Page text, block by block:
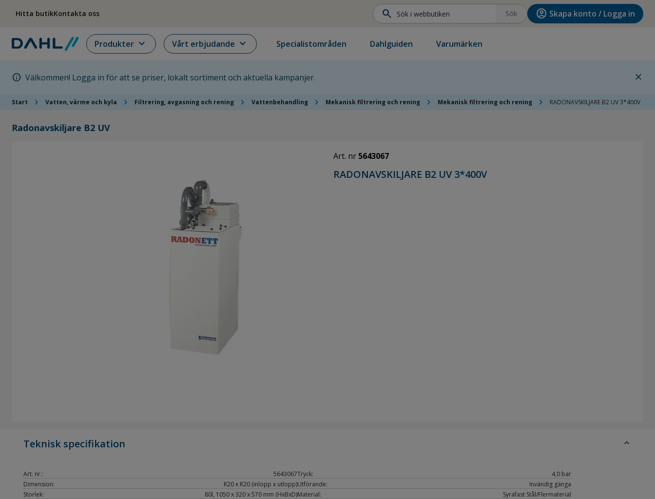
Hitta butikKontakta oss search Sök account_circle Skapa konto / Logga in
Produkter expand_more Vårt erbjudande expand_more Specialistområden Dahlguiden Varumärken
info Välkommen! Logga in för att se priser, lokalt sortiment och aktuella kampanjer. close
Start chevron_right Vatten, värme och kyla chevron_right Filtrering, avgasning och rening chevron_right Vattenbehandling chevron_right Mekanisk filtrering och rening chevron_right Mekanisk filtrering och rening chevron_right RADONAVSKILJARE B2 UV 3*400V
Radonavskiljare B2 UV
Art. nr 5643067
RADONAVSKILJARE B2 UV 3*400V
Teknisk specifikation expand_less
Art. nr.:
5643067
Dimension:
R20 x R20 (inlopp x utlopp)
Storlek:
80l, 1050 x 320 x 570 mm (HxBxD)
Tryck:
4,0 bar
Utförande:
Invändig gänga
Material:
Syrafast Stål/Flermaterial